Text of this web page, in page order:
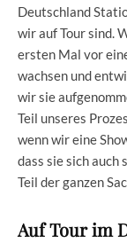
Deutschland
wir auf Tour sind.
ersten Mal vor
wachsen und
wir sie
Teil unseres
wenn wir eine
dass sie sich auch
Teil der ganzen
Auf Tour im